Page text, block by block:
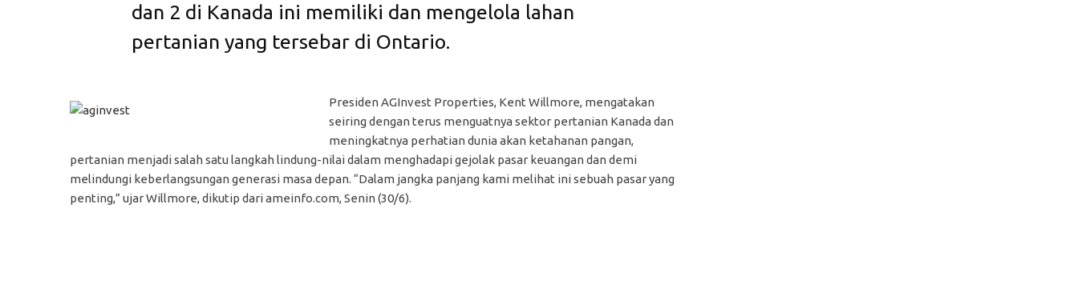
dan 2 di Kanada ini memiliki dan mengelola lahan
pertanian yang tersebar di Ontario.
Presiden AGInvest Properties, Kent Willmore, mengatakan
seiring dengan terus menguatnya sektor pertanian Kanada dan
meningkatnya perhatian dunia akan ketahanan pangan,
pertanian menjadi salah satu langkah lindung-nilai dalam menghadapi gejolak pasar keuangan dan demi
melindungi keberlangsungan generasi masa depan. “Dalam jangka panjang kami melihat ini sebuah pasar yang
penting,” ujar Willmore, dikutip dari ameinfo.com, Senin (30/6).